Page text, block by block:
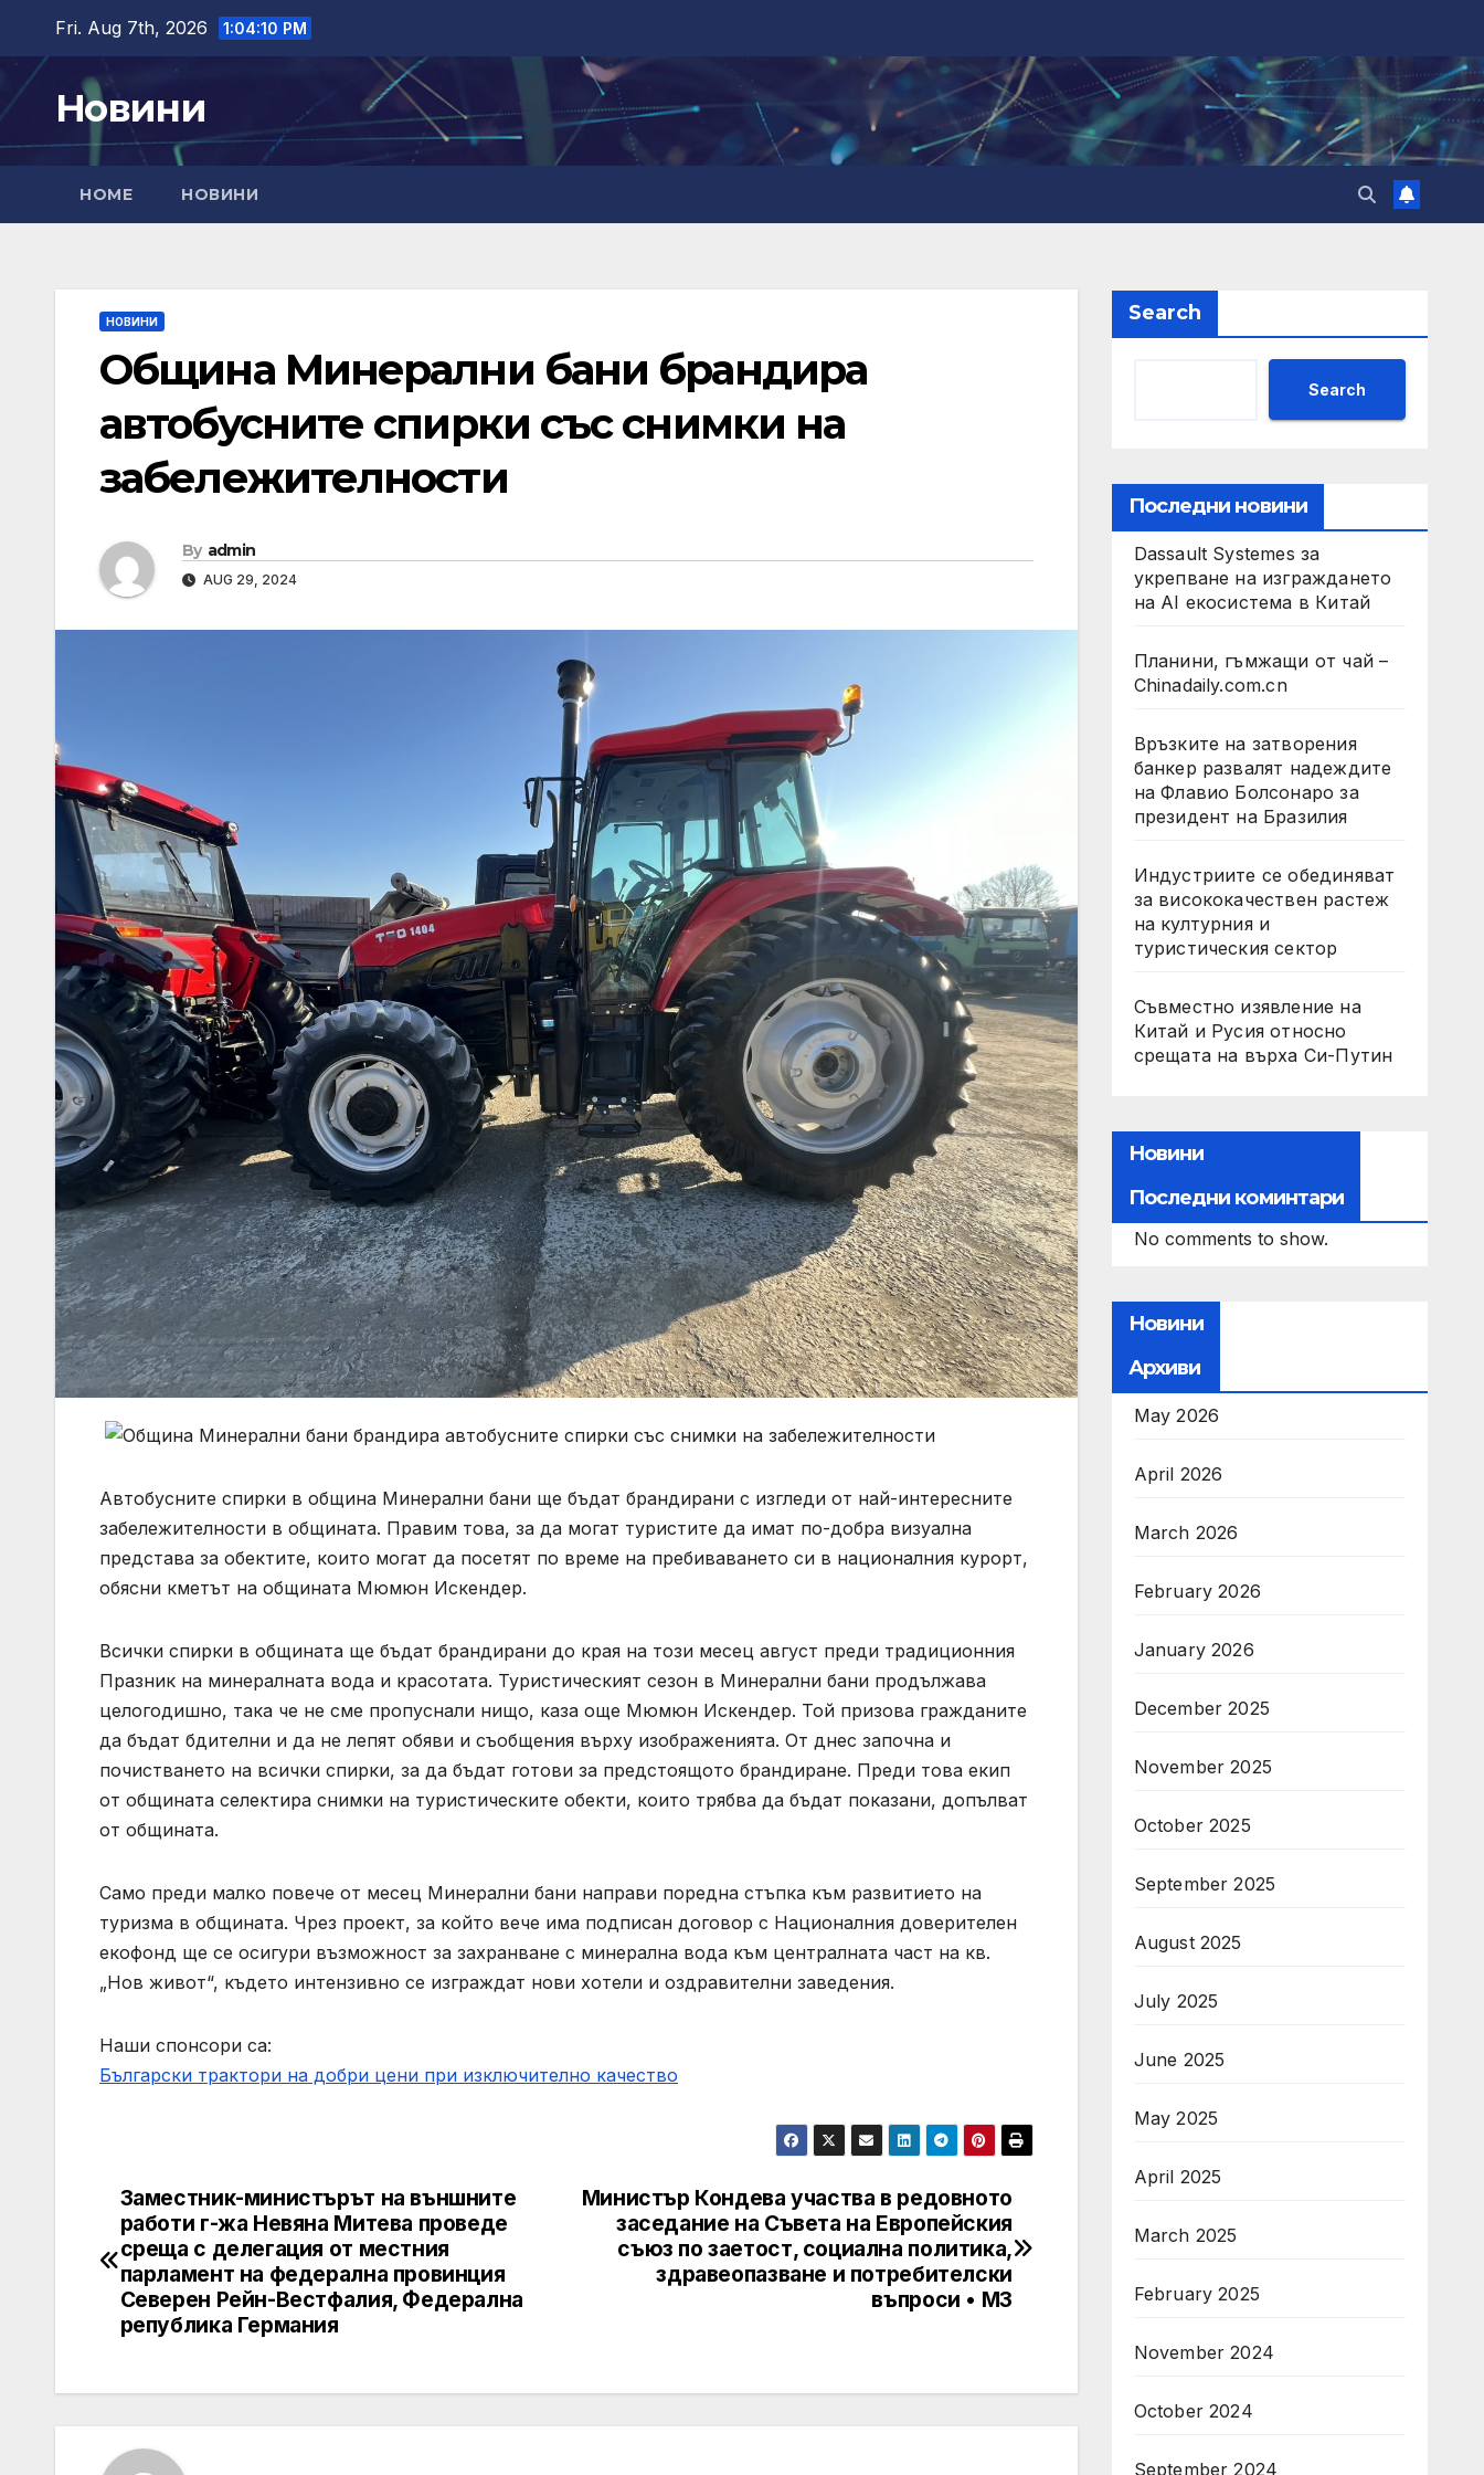
content
Fri. Aug 7th, 2026 1:04:11 PM
Новини
HOME НОВИНИ
НОВИНИ
Община Минерални бани брандира
автобусните спирки със снимки на
забележителности
By admin
AUG 29, 2024
Автобусните спирки в община Минерални бани ще бъдат брандирани с изгледи от най-интересните
забележителности в общината. Правим това, за да могат туристите да имат по-добра визуална
представа за обектите, които могат да посетят по време на пребиваването си в националния курорт,
обясни кметът на общината Мюмюн Искендер.
Всички спирки в общината ще бъдат брандирани до края на този месец август преди традиционния
Празник на минералната вода и красотата. Туристическият сезон в Минерални бани продължава
целогодишно, така че не сме пропуснали нищо, каза още Мюмюн Искендер. Той призова гражданите
да бъдат бдителни и да не лепят обяви и съобщения върху изображенията. От днес започна и
почистването на всички спирки, за да бъдат готови за предстоящото брандиране. Преди това екип
от общината селектира снимки на туристическите обекти, които трябва да бъдат показани, допълват
от общината.
Само преди малко повече от месец Минерални бани направи поредна стъпка към развитието на
туризма в общината. Чрез проект, за който вече има подписан договор с Националния доверителен
екофонд ще се осигури възможност за захранване с минерална вода към централната част на кв.
„Нов живот“, където интензивно се изграждат нови хотели и оздравителни заведения.
Наши спонсори са:
Български трактори на добри цени при изключително качество
Post
navigation
Министър Кондева участва в редовното
заседание на Съвета на Европейския
съюз по заетост, социална политика,
здравеопазване и потребителски
въпроси • МЗ
Заместник-министърът на външните
работи г-жа Невяна Митева проведе
среща с делегация от местния
парламент на федерална провинция
Северен Рейн-Вестфалия, Федерална
република Германия
Search
Search
Последни новини
Dassault Systemes за
укрепване на изграждането
на AI екосистема в Китай
Планини, гъмжащи от чай –
Chinadaily.com.cn
Връзките на затворения
банкер развалят надеждите
на Флавио Болсонаро за
президент на Бразилия
Индустриите се обединяват
за висококачествен растеж
на културния и
туристическия сектор
Съвместно изявление на
Китай и Русия относно
срещата на върха Си-Путин
Новини
Последни коминтари
No comments to show.
Новини
Архиви
May 2026
April 2026
March 2026
February 2026
January 2026
December 2025
November 2025
October 2025
September 2025
August 2025
July 2025
June 2025
May 2025
April 2025
March 2025
February 2025
November 2024
October 2024
September 2024